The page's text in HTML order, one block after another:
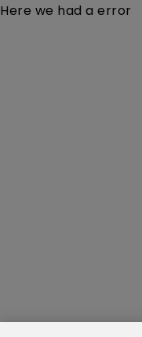
Here we had a error